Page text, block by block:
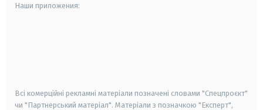
Наши приложения:
Всі комерційні рекламні матеріали позначені словами "Спецпроєкт"
чи "Партнерський матеріал". Матеріали з позначкою "Експерт",